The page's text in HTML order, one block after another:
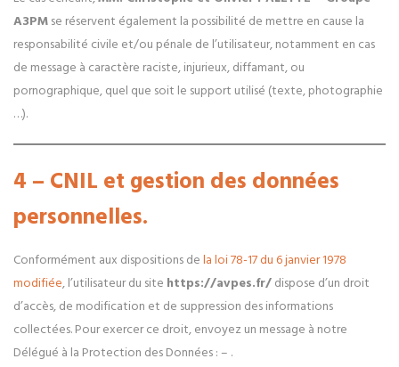
A3PM se réservent également la possibilité de mettre en cause la
responsabilité civile et/ou pénale de l’utilisateur, notamment en cas
de message à caractère raciste, injurieux, diffamant, ou
pornographique, quel que soit le support utilisé (texte, photographie
…).
4 – CNIL et gestion des données
personnelles.
Conformément aux dispositions de la loi 78-17 du 6 janvier 1978
modifiée, l’utilisateur du site https://avpes.fr/ dispose d’un droit
d’accès, de modification et de suppression des informations
collectées. Pour exercer ce droit, envoyez un message à notre
Délégué à la Protection des Données : – .